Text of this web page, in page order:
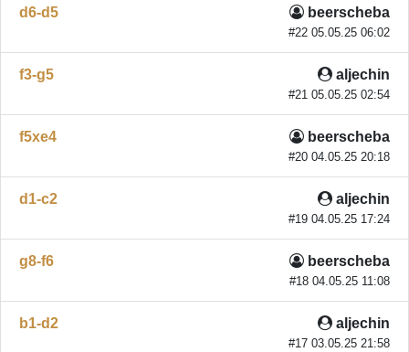
beerscheba
#22 05.05.25 06:02
d6-d5
aljechin
#21 05.05.25 02:54
f3-g5
beerscheba
#20 04.05.25 20:18
f5xe4
aljechin
#19 04.05.25 17:24
d1-c2
beerscheba
#18 04.05.25 11:08
g8-f6
aljechin
#17 03.05.25 21:58
b1-d2